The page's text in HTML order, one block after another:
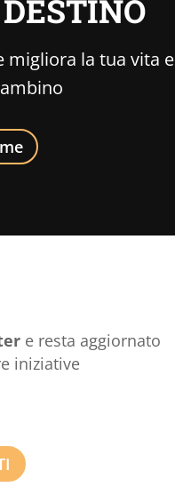
migliora la tua vita e
e resta aggiornato
iniziative